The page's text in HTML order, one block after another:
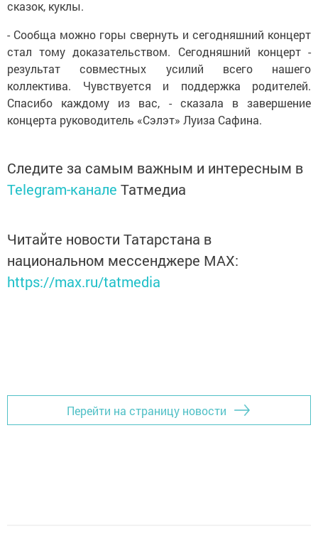
сказок, куклы.
- Сообща можно горы свернуть и сегодняшний концерт
стал тому доказательством. Сегодняшний концерт -
результат совместных усилий всего нашего
коллектива. Чувствуется и поддержка родителей.
Спасибо каждому из вас, - сказала в завершение
концерта руководитель «Сэлэт» Луиза Сафина.
Следите за самым важным и интересным в
Telegram-канале Татмедиа
Читайте новости Татарстана в
национальном мессенджере MАХ:
https://max.ru/tatmedia
Перейти на страницу новости